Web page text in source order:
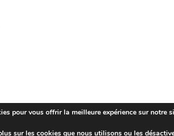
pour vous offrir la meilleure expérience sur notre
sur les cookies que nous utilisons ou les